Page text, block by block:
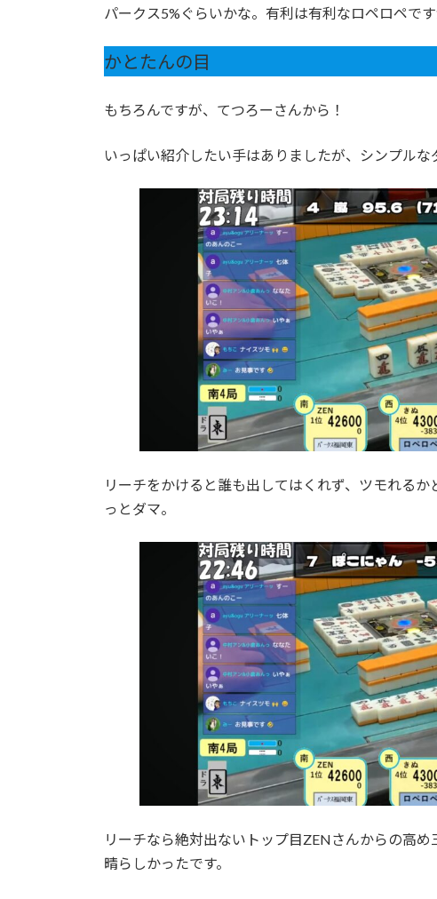
パークス5%ぐらいかな。有利は有利なロペロペで
かとたんの目
もちろんですが、てつろーさんから！
いっぱい紹介したい手はありましたが、シンプルな
リーチをかけると誰も出してはくれず、ツモれる
っとダマ。
リーチなら絶対出ないトップ目ZENさんからの高
晴らしかったです。